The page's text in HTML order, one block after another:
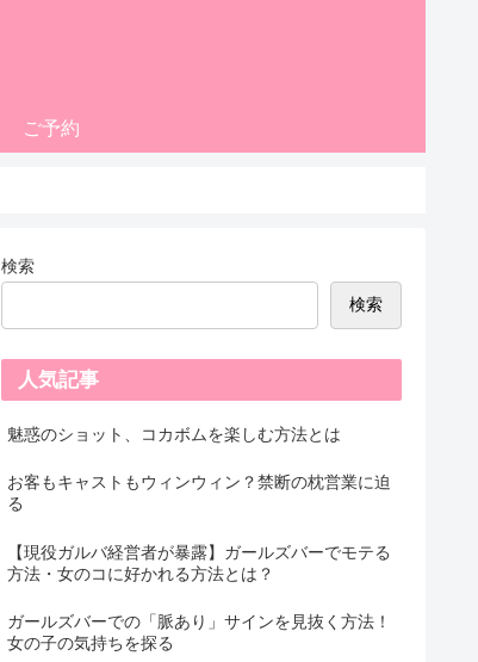
ご予約
検索
検索
人気記事
魅惑のショット、コカボムを楽しむ方法とは
お客もキャストもウィンウィン？禁断の枕営業に迫
る
【現役ガルバ経営者が暴露】ガールズバーでモテる
方法・女のコに好かれる方法とは？
ガールズバーでの「脈あり」サインを見抜く方法！
女の子の気持ちを探る